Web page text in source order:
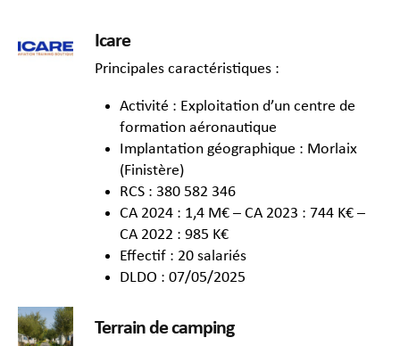
Icare
Principales caractéristiques :
Activité : Exploitation d’un centre de
formation aéronautique
Implantation géographique : Morlaix
(Finistère)
RCS : 380 582 346
CA 2024 : 1,4 M€ – CA 2023 : 744 K€ –
CA 2022 : 985 K€
Effectif : 20 salariés
DLDO : 07/05/2025
Terrain de camping